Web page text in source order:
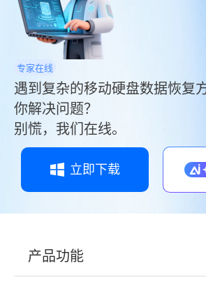
专家在线
遇到复杂的移动硬盘数据恢复
你解决问题？
别慌，我们在线。
立即下载
产品功能